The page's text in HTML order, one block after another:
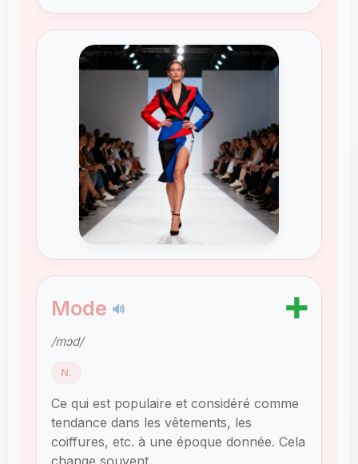
Mode 🔊 ➕
/mɔd/
N.
Ce qui est populaire et considéré comme
tendance dans les vêtements, les
coiffures, etc. à une époque donnée. Cela
change souvent.